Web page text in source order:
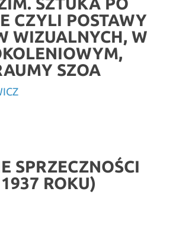
CZYLI POSTAWY
WIZUALNYCH, W
SZOA
SPRZECZNOŚCI
ROKU)